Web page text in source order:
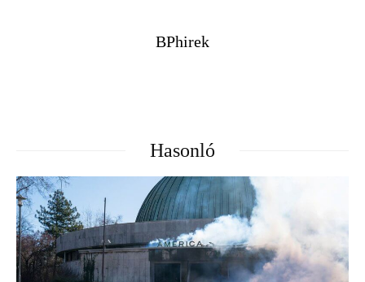
BPhirek
Hasonló